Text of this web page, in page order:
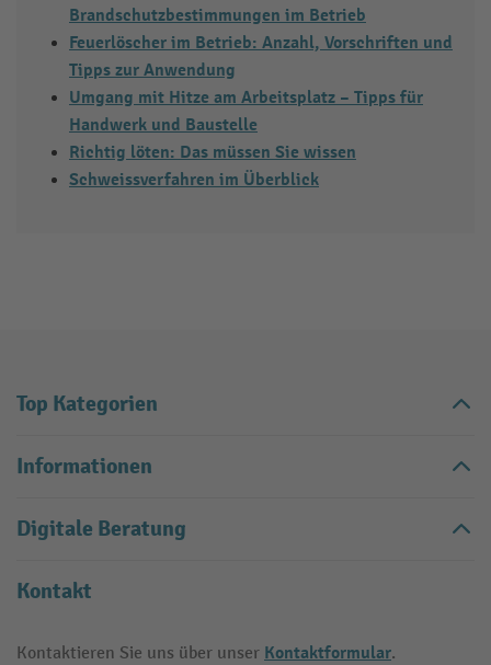
Brandschutzbestimmungen im Betrieb
Feuerlöscher im Betrieb: Anzahl, Vorschriften und
Tipps zur Anwendung
Umgang mit Hitze am Arbeitsplatz – Tipps für
Handwerk und Baustelle
Richtig löten: Das müssen Sie wissen
Schweissverfahren im Überblick
Top Kategorien
Informationen
Digitale Beratung
Kontakt
Kontaktieren Sie uns über unser Kontaktformular.